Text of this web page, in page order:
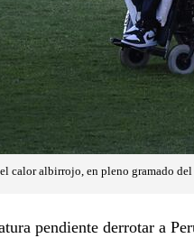
albirrojo, en pleno gramado del
pendiente derrotar a